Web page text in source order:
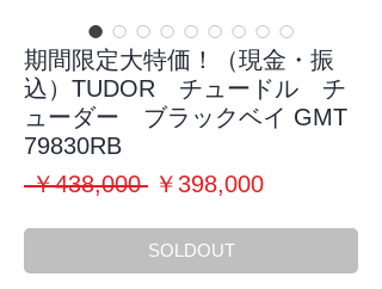
期間限定大特価！（現金・振
込）TUDOR チュードル チ
ューダー ブラックベイ GMT
79830RB
￥438,000 通
価
格
￥398,000セ
価
SOLDOUT